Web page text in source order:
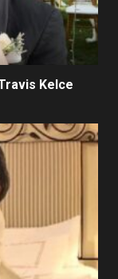
Kelce